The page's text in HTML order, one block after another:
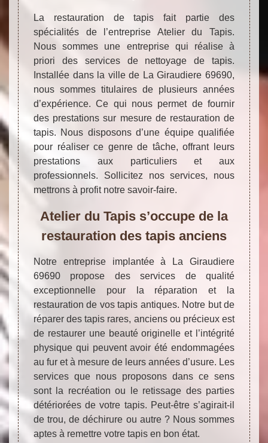
La restauration de tapis fait partie des
spécialités de l’entreprise Atelier du Tapis.
Nous sommes une entreprise qui réalise à
priori des services de nettoyage de tapis.
Installée dans la ville de La Giraudiere 69690,
nous sommes titulaires de plusieurs années
d’expérience. Ce qui nous permet de fournir
des prestations sur mesure de restauration de
tapis. Nous disposons d’une équipe qualifiée
pour réaliser ce genre de tâche, offrant leurs
prestations aux particuliers et aux
professionnels. Sollicitez nos services, nous
mettrons à profit notre savoir-faire.
Atelier du Tapis s’occupe de la
restauration des tapis anciens
Notre entreprise implantée à La Giraudiere
69690 propose des services de qualité
exceptionnelle pour la réparation et la
restauration de vos tapis antiques. Notre but de
réparer des tapis rares, anciens ou précieux est
de restaurer une beauté originelle et l’intégrité
physique qui peuvent avoir été endommagées
au fur et à mesure de leurs années d’usure. Les
services que nous proposons dans ce sens
sont la recréation ou le retissage des parties
détériorées de votre tapis. Peut-être s’agirait-il
de trou, de déchirure ou autre ? Nous sommes
aptes à remettre votre tapis en bon état.